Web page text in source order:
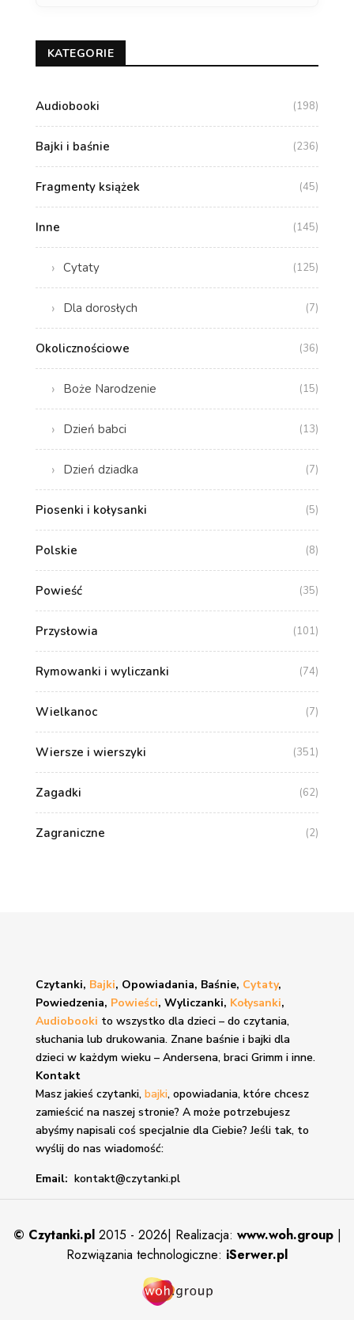
KATEGORIE
Audiobooki (198)
Bajki i baśnie (236)
Fragmenty książek (45)
Inne (145)
Cytaty (125)
Dla dorosłych (7)
Okolicznościowe (36)
Boże Narodzenie (15)
Dzień babci (13)
Dzień dziadka (7)
Piosenki i kołysanki (5)
Polskie (8)
Powieść (35)
Przysłowia (101)
Rymowanki i wyliczanki (74)
Wielkanoc (7)
Wiersze i wierszyki (351)
Zagadki (62)
Zagraniczne (2)
Czytanki, Bajki, Opowiadania, Baśnie, Cytaty,
Powiedzenia, Powieści, Wyliczanki, Kołysanki,
Audiobooki to wszystko dla dzieci – do czytania,
słuchania lub drukowania. Znane baśnie i bajkidla
dzieci w każdym wieku – Andersena, braci Grimm i inne.
Kontakt
Masz jakieś czytanki, bajki, opowiadania, które chcesz
zamieścić na naszej stronie? A może potrzebujesz
abyśmy napisali coś specjalnie dla Ciebie? Jeśli tak, to
wyślij do nas wiadomość:
Email: kontakt@czytanki.pl
© Czytanki.pl 2015 - 2026| Realizacja: www.woh.group |
Rozwiązania technologiczne: iSerwer.pl